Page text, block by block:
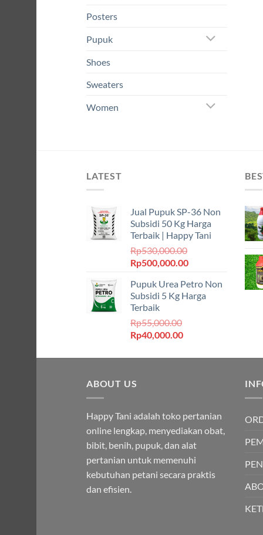
Posters
Pupuk
Shoes
Sweaters
Women
LATEST
Jual Pupuk SP-36 Non
Subsidi 50 Kg Harga
Terbaik | Happy Tani
Rp530,000.00
Harga
adalah:
Rp530,000.00.
Rp500,000.00Harga
ini
adalah:
Pupuk Urea Petro Non
Subsidi 5 Kg Harga
Terbaik
Rp55,000.00
Harga
adalah:
Rp40,000.00Harga
ini
ABOUT US
Happy Tani adalah toko pertanian
online lengkap, menyediakan obat,
bibit, benih, pupuk, dan alat
pertanian untuk memenuhi
kebutuhan petani secara praktis
dan efisien.